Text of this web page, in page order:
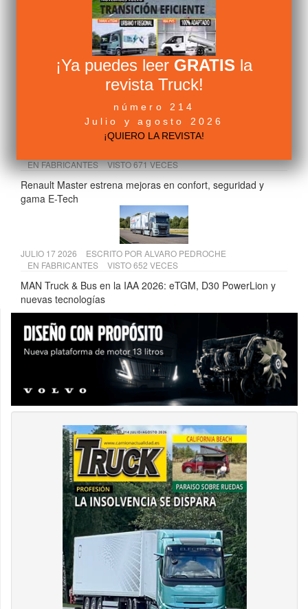
frente a los seguros por robo de mercancías
JULIO 15 2026 ESCRITO POR
ALVARO PEDROCHE
COMPONENTES VISTO 678 VECES
ENFABRICANTES VISTO 671 VECES
Renault Master estrena mejoras en confort, seguridad y
gama E-Tech
JULIO 17 2026 ESCRITO POR ALVARO PEDROCHE
EN FABRICANTES VISTO 652 VECES
MAN Truck & Bus en la IAA 2026: eTGM, D30 PowerLion y
nuevas tecnologías
¡Ya puedes leer GRATIS la
revista Truck!
número 214
Julio y agosto 2026
¡QUIERO LA REVISTA!